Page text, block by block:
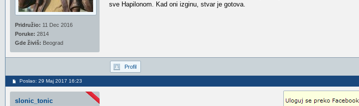
Pridružio: 11 Dec 2016
Poruke: 2814
Gde živiš: Beograd
sve Hapilonom. Kad oni izginu, stvar je gotova.
Profil
Poslao: 29 Maj 2017 16:23
slonic_tonic